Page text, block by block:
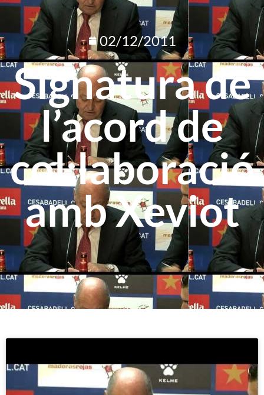
02/12/2011
Signatura de
l’acord de
col:laboració
amb Xeviot